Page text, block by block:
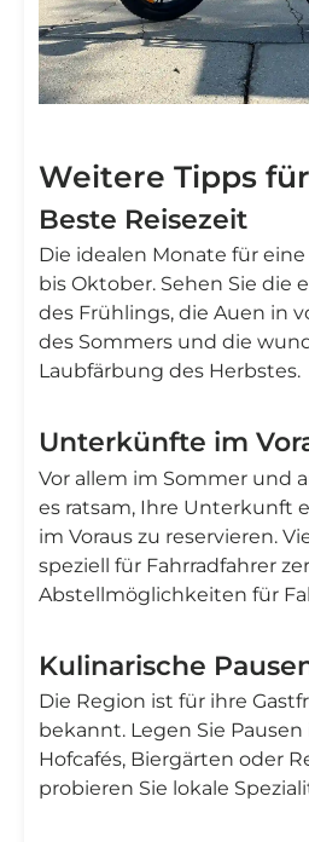
Weitere Tipps
Beste Reisezeit
Die idealen Monate für eine
bis Oktober. Sehen Sie die
des Frühlings, die Auen in
des Sommers und die
Laubfärbung des Herbstes.
Unterkünfte im
Vor allem im Sommer und
es ratsam, Ihre Unterkunft
im Voraus zu reservieren.
speziell für Fahrradfahrer
Abstellmöglichkeiten für
Kulinarische
Die Region ist für ihre
bekannt. Legen Sie
Hofcafés, Biergärten oder
probieren Sie lokale